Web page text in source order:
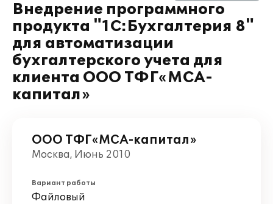
Внедрение программного
продукта "1С:Бухгалтерия 8"
для автоматизации
бухгалтерского учета для
клиента ООО ТФГ«МСА-
капитал»
ООО ТФГ«МСА-капитал»
Москва, Июнь 2010
Вариант работы
Файловый